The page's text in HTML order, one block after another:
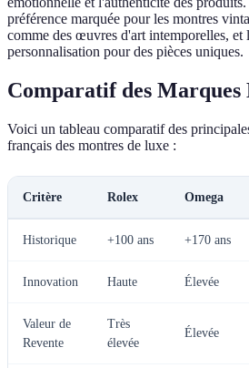
préférence marquée pour les montres
comme des œuvres d'art intemporelles, et
personnalisation pour des pièces uniques.
Comparatif des Marques
Voici un tableau comparatif des
français des montres de luxe :
Critère Rolex Omega
Historique +100 ans +170 ans
Innovation Haute Élevée
Valeur de
Revente
Très
élevée
Élevée